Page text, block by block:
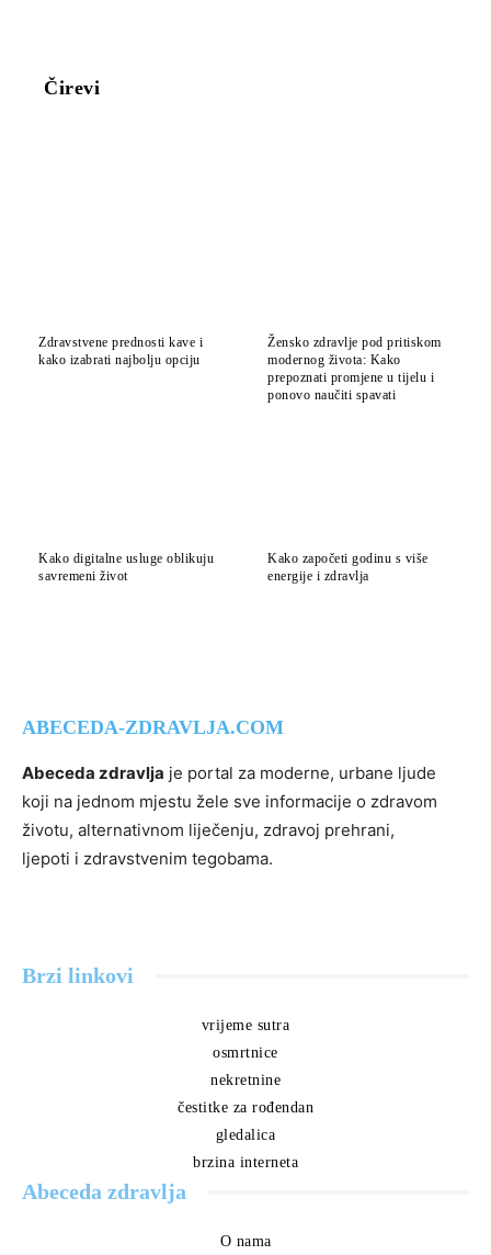
Čirevi
Zdravstvene prednosti kave i
kako izabrati najbolju opciju
Žensko zdravlje pod pritiskom
modernog života: Kako
prepoznati promjene u tijelu i
ponovo naučiti spavati
Kako digitalne usluge oblikuju
savremeni život
Kako započeti godinu s više
energije i zdravlja
ABECEDA-ZDRAVLJA.COM
Abeceda zdravlja je portal za moderne, urbane ljude
koji na jednom mjestu žele sve informacije o zdravom
životu, alternativnom liječenju, zdravoj prehrani,
ljepoti i zdravstvenim tegobama.
Brzi linkovi
vrijeme sutra
osmrtnice
nekretnine
čestitke za rođendan
gledalica
brzina interneta
Abeceda zdravlja
O nama